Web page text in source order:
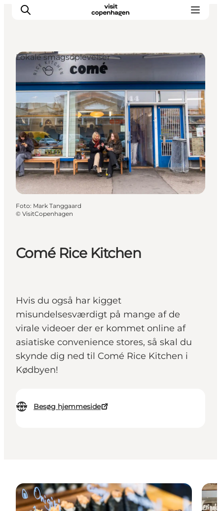
This is Copenhagen
Aktiviteter
Spis & drik
Områder
Planlæg din tur
CopenPay
Copenhagen Card
Comé Rice Kitchen
Hvis du også har kigget
misundelsesværdigt på mange af de
virale videoer der er kommet online af
asiatiske convenience stores, så skal du
skynde dig ned til Comé Rice Kitchen i
Kødbyen!
Besøg hjemmeside
Lokale smagsoplevelser
Foto: Mark Tanggaard
© VisitCopenhagen